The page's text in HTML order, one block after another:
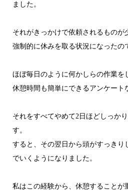
ました。
それがきっかけで依頼されるものが
強制的に休みを取る状況になったの
ほぼ毎日のように何かしらの作業を
休憩時間も簡単にできるアンケート
それをすべてやめて2日ほどしっか
す。
すると、その翌日から頭がすっきり
でいくようになりました。
私はこの経験から、休憩することが